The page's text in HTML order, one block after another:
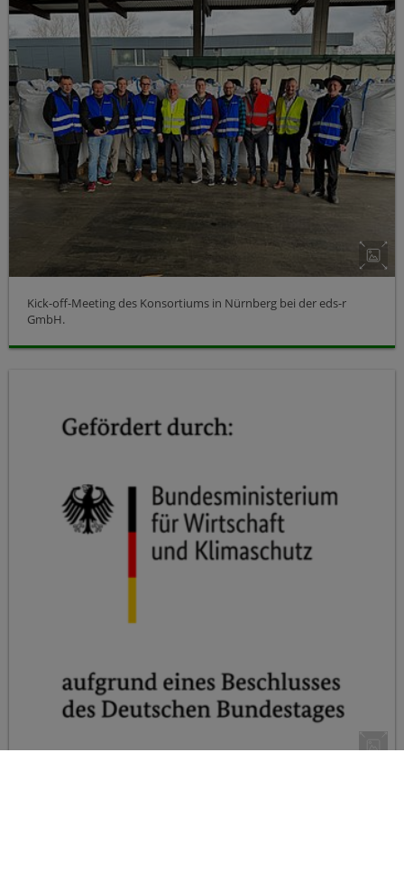
Kick-off-Meeting des Konsortiums in Nürnberg bei der eds-r
GmbH.